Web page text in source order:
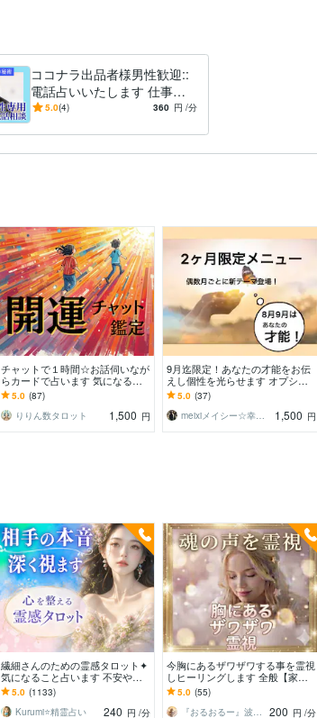
ココナラ出品者様男性歓迎::
電話占いいたします 仕事・
人間関係・恋愛・人生総合リ
5.0(4) 360 円 /分
チャットで１時間☆お話伺いなが
らカードで占います 気になるこ
との深掘りや開運に導くメッセー
ジをお伝えします
5.0 (87)
りりん数タロット
1,500 円
9月迄限定！あなたの才能をお伝
えし個性を光らせます オプショ
ンで恋愛・仕事・スピリチュア
ル…魅力・強みを深堀り！
5.0 (37)
meixiメイシー☆幸せ引き寄せる占い師
1,500 円
繊細さんのための霊感タロット✦
気になること占います 不安やモ
ヤモヤを整理し、あなたの自分軸
を整えます⭐️
5.0 (1133)
Kurumi⭐️精霊占い
240 円 /分
今胸にあるザワザワする事を霊視
しヒーリングします 全般【家
族・人間関係・恋愛・自己肯定・
目標・金運・仕事など】
5.0 (55)
『おるおるー』波動アップヒーラー
200 円 /分